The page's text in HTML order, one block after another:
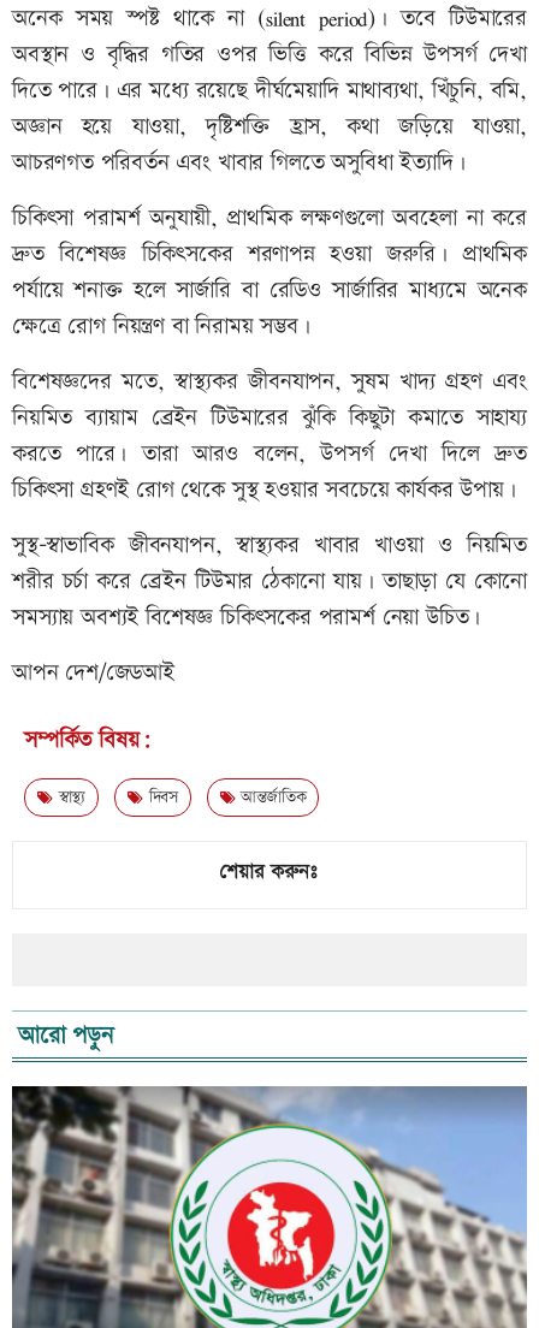
অনেক সময় স্পষ্ট থাকে না (silent period)। তবে টিউমারের
অবস্থান ও বৃদ্ধির গতির ওপর ভিত্তি করে বিভিন্ন উপসর্গ দেখা
দিতে পারে। এর মধ্যে রয়েছে দীর্ঘমেয়াদি মাথাব্যথা, খিঁচুনি, বমি,
অজ্ঞান হয়ে যাওয়া, দৃষ্টিশক্তি হ্রাস, কথা জড়িয়ে যাওয়া,
আচরণগত পরিবর্তন এবং খাবার গিলতে অসুবিধা ইত্যাদি।
চিকিৎসা পরামর্শ অনুযায়ী, প্রাথমিক লক্ষণগুলো অবহেলা না করে
দ্রুত বিশেষজ্ঞ চিকিৎসকের শরণাপন্ন হওয়া জরুরি। প্রাথমিক
পর্যায়ে শনাক্ত হলে সার্জারি বা রেডিও সার্জারির মাধ্যমে অনেক
ক্ষেত্রে রোগ নিয়ন্ত্রণ বা নিরাময় সম্ভব।
বিশেষজ্ঞদের মতে, স্বাস্থ্যকর জীবনযাপন, সুষম খাদ্য গ্রহণ এবং
নিয়মিত ব্যায়াম ব্রেইন টিউমারের ঝুঁকি কিছুটা কমাতে সাহায্য
করতে পারে। তারা আরও বলেন, উপসর্গ দেখা দিলে দ্রুত
চিকিৎসা গ্রহণই রোগ থেকে সুস্থ হওয়ার সবচেয়ে কার্যকর উপায়।
সুস্থ-স্বাভাবিক জীবনযাপন, স্বাস্থ্যকর খাবার খাওয়া ও নিয়মিত
শরীর চর্চা করে ব্রেইন টিউমার ঠেকানো যায়। তাছাড়া যে কোনো
সমস্যায় অবশ্যই বিশেষজ্ঞ চিকিৎসকের পরামর্শ নেয়া উচিত।
আপন দেশ/জেডআই
সম্পর্কিত বিষয়:
স্বাস্থ্য দিবস আন্তর্জাতিক
শেয়ার করুনঃ
আরো পড়ুন